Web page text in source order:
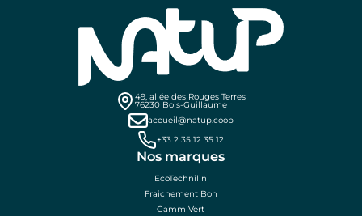
49, allée des Rouges Terres
76230 Bois-Guillaume
accueil@natup.coop
+33 2 35 12 35 12
Nos marques
EcoTechnilin
Fraichement Bon
Gamm Vert